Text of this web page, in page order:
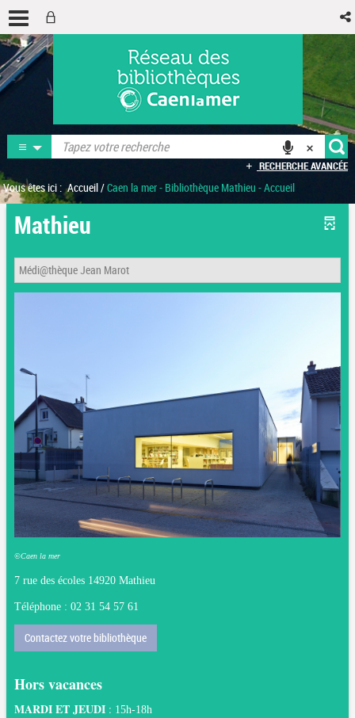
RECHERCHE AVANCÉE
Vous êtes ici : Accueil/Caen la mer - Bibliothèque Mathieu - Accueil
Mathieu
Médi@thèque Jean Marot
©Caen la mer
7 rue des écoles 14920 Mathieu
Téléphone : 02 31 54 57 61
Contactez votre bibliothèque
Hors vacances
MARDI ET JEUDI : 15h-18h